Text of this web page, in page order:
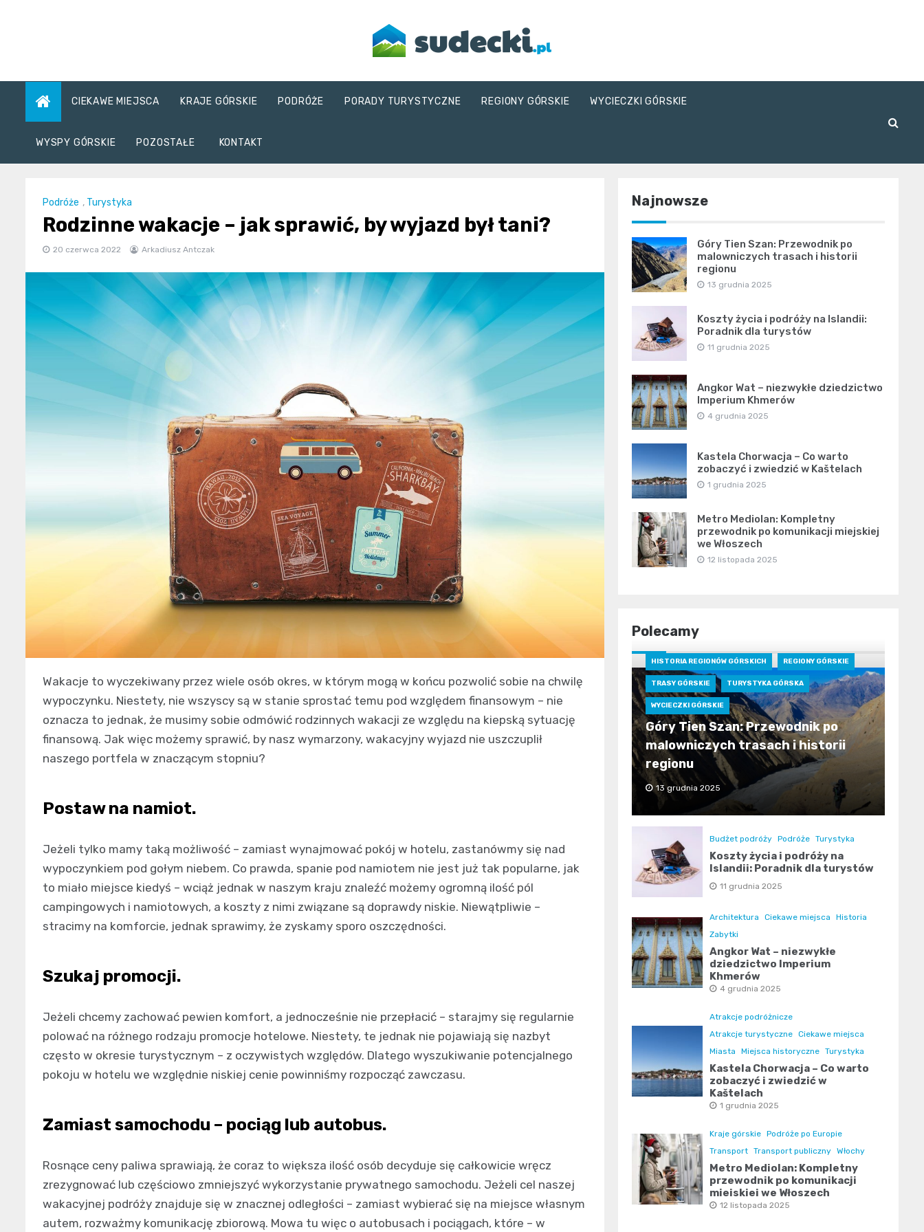
sudecki.pl
CIEKAWE MIEJSCA KRAJE GÓRSKIE PODRÓŻE PORADY TURYSTYCZNE REGIONY GÓRSKIE WYCIECZKI GÓRSKIE
WYSPY GÓRSKIE POZOSTAŁE KONTAKT
Podróże , Turystyka
Rodzinne wakacje – jak sprawić, by wyjazd był tani?
20 czerwca 2022 Arkadiusz Antczak
Wakacje to wyczekiwany przez wiele osób okres, w którym mogą w końcu pozwolić sobie na chwilę
wypoczynku. Niestety, nie wszyscy są w stanie sprostać temu pod względem finansowym – nie
oznacza to jednak, że musimy sobie odmówić rodzinnych wakacji ze względu na kiepską sytuację
finansową. Jak więc możemy sprawić, by nasz wymarzony, wakacyjny wyjazd nie uszczuplił
naszego portfela w znaczącym stopniu?
Postaw na namiot.
Jeżeli tylko mamy taką możliwość – zamiast wynajmować pokój w hotelu, zastanówmy się nad
wypoczynkiem pod gołym niebem. Co prawda, spanie pod namiotem nie jest już tak popularne, jak
to miało miejsce kiedyś – wciąż jednak w naszym kraju znaleźć możemy ogromną ilość pól
campingowych i namiotowych, a koszty z nimi związane są doprawdy niskie. Niewątpliwie –
stracimy na komforcie, jednak sprawimy, że zyskamy sporo oszczędności.
Szukaj promocji.
Jeżeli chcemy zachować pewien komfort, a jednocześnie nie przepłacić – starajmy się regularnie
polować na różnego rodzaju promocje hotelowe. Niestety, te jednak nie pojawiają się nazbyt
często w okresie turystycznym – z oczywistych względów. Dlatego wyszukiwanie potencjalnego
pokoju w hotelu we względnie niskiej cenie powinniśmy rozpocząć zawczasu.
Zamiast samochodu – pociąg lub autobus.
Rosnące ceny paliwa sprawiają, że coraz to większa ilość osób decyduje się całkowicie wręcz
zrezygnować lub częściowo zmniejszyć wykorzystanie prywatnego samochodu. Jeżeli cel naszej
wakacyjnej podróży znajduje się w znacznej odległości – zamiast wybierać się na miejsce własnym
autem, rozważmy komunikację zbiorową. Mowa tu więc o autobusach i pociągach, które – w
Najnowsze
Góry Tien Szan: Przewodnik po
malowniczych trasach i historii
regionu
13 grudnia 2025
Koszty życia i podróży na Islandii:
Poradnik dla turystów
11 grudnia 2025
Angkor Wat – niezwykłe dziedzictwo
Imperium Khmerów
4 grudnia 2025
Kastela Chorwacja – Co warto
zobaczyć i zwiedzić w Kaštelach
1 grudnia 2025
Metro Mediolan: Kompletny
przewodnik po komunikacji miejskiej
we Włoszech
12 listopada 2025
Polecamy
HISTORIA REGIONÓW GÓRSKICH REGIONY GÓRSKIE
TRASY GÓRSKIE TURYSTYKA GÓRSKA
WYCIECZKI GÓRSKIE
Góry Tien Szan: Przewodnik po
malowniczych trasach i historii
regionu
13 grudnia 2025
Budżet podróży Podróże Turystyka
Koszty życia i podróży na
Islandii: Poradnik dla turystów
11 grudnia 2025
Architektura Ciekawe miejsca
Historia
Zabytki
Angkor Wat – niezwykłe
dziedzictwo Imperium
Khmerów
4 grudnia 2025
Atrakcje podróżnicze
Atrakcje turystyczne Ciekawe miejsca
Miasta
Miejsca historyczne Turystyka
Kastela Chorwacja – Co warto
zobaczyć i zwiedzić w
Kaštelach
1 grudnia 2025
Kraje górskie Podróże po Europie
Transport Transport publiczny Włochy
Metro Mediolan: Kompletny
przewodnik po komunikacji
miejskiej we Włoszech
12 listopada 2025